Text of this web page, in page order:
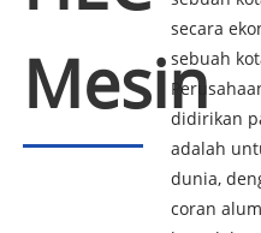
Mesin
secara
sebuah
didirikan
adalah
dunia,
coran